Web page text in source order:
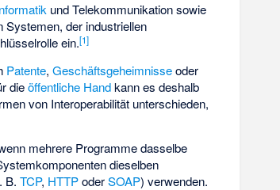
und Telekommunikation sowie
Systemen, der industriellen
ein.[1]
Patente,Geschäftsgeheimnisseoder
dieöffentliche Handkann es deshalb
von Interoperabilität unterschieden,
mehrere Programme dasselbe
dieselben
B.TCP, HTTPoderSOAP) verwenden.